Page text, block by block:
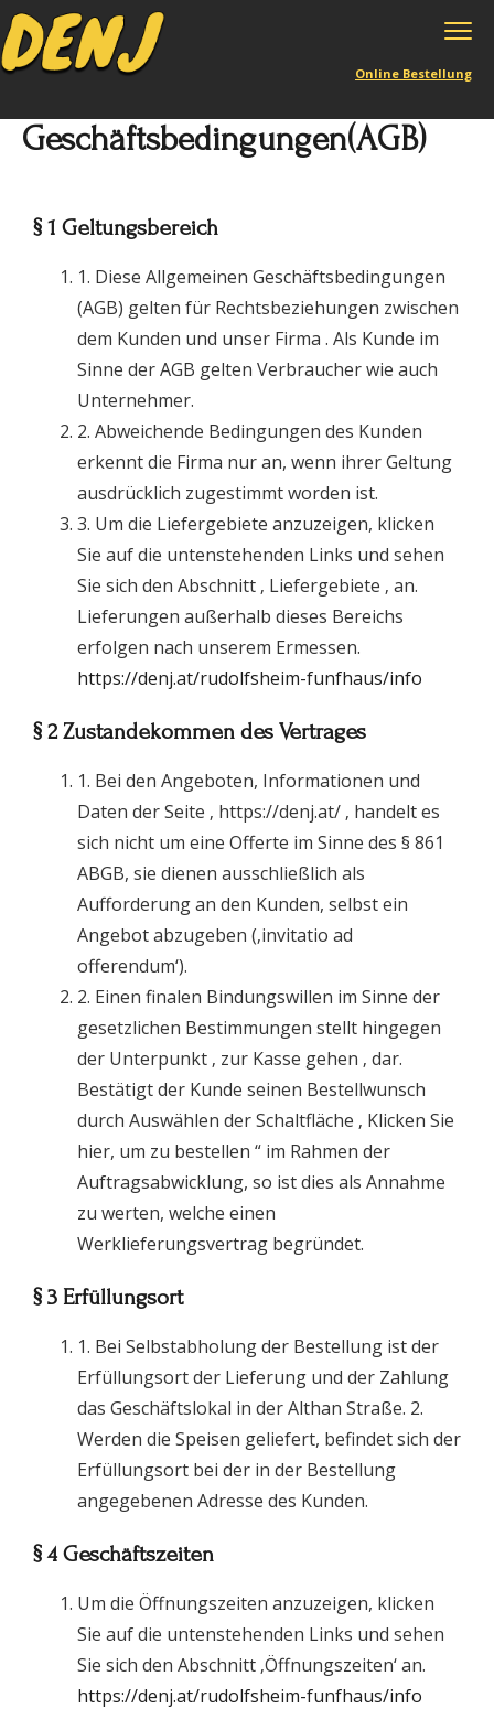
Online Bestellung
Geschäftsbedingungen(AGB)
§ 1 Geltungsbereich
1. Diese Allgemeinen Geschäftsbedingungen
(AGB) gelten für Rechtsbeziehungen zwischen
dem Kunden und unser Firma . Als Kunde im
Sinne der AGB gelten Verbraucher wie auch
Unternehmer.
2. Abweichende Bedingungen des Kunden
erkennt die Firma nur an, wenn ihrer Geltung
ausdrücklich zugestimmt worden ist.
3. Um die Liefergebiete anzuzeigen, klicken
Sie auf die untenstehenden Links und sehen
Sie sich den Abschnitt ‚ Liefergebiete ‚ an.
Lieferungen außerhalb dieses Bereichs
erfolgen nach unserem Ermessen.
https://denj.at/rudolfsheim-funfhaus/info
§ 2 Zustandekommen des Vertrages
1. Bei den Angeboten, Informationen und
Daten der Seite ‚ https://denj.at/ ‚ handelt es
sich nicht um eine Offerte im Sinne des § 861
ABGB, sie dienen ausschließlich als
Aufforderung an den Kunden, selbst ein
Angebot abzugeben (‚invitatio ad
offerendum‘).
2. Einen finalen Bindungswillen im Sinne der
gesetzlichen Bestimmungen stellt hingegen
der Unterpunkt ‚ zur Kasse gehen ‚ dar.
Bestätigt der Kunde seinen Bestellwunsch
durch Auswählen der Schaltfläche ‚ Klicken Sie
hier, um zu bestellen “ im Rahmen der
Auftragsabwicklung, so ist dies als Annahme
zu werten, welche einen
Werklieferungsvertrag begründet.
§ 3 Erfüllungsort
1. Bei Selbstabholung der Bestellung ist der
Erfüllungsort der Lieferung und der Zahlung
das Geschäftslokal in der Althan Straße. 2.
Werden die Speisen geliefert, befindet sich der
Erfüllungsort bei der in der Bestellung
angegebenen Adresse des Kunden.
§ 4 Geschäftszeiten
Um die Öffnungszeiten anzuzeigen, klicken
Sie auf die untenstehenden Links und sehen
Sie sich den Abschnitt ‚Öffnungszeiten‘ an.
https://denj.at/rudolfsheim-funfhaus/info